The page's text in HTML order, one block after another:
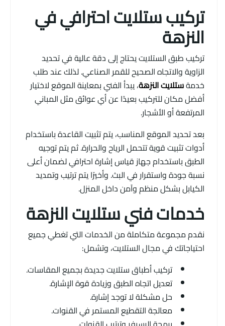
تركيب ستلايت احترافي في
النزهة
تركيب طبق الستلايت يحتاج إلى دقة عالية في تحديد
الزاوية والاتجاه الصحيح للقمر الصناعي. لذلك عند طلب
خدمةستلايت النزهة، يبدأ الفني بمعاينة الموقع لاختيار
أفضل مكان للتركيب بعيدًا عن أي عوائق مثل المباني
المرتفعة أو الأشجار.
بعد تحديد الموقع المناسب، يتم تثبيت القاعدة باستخدام
أدوات تثبيت قوية تتحمل الرياح والحرارة. ثم يتم توجيه
الطبق باستخدام جهاز قياس إشارة احترافي لضمان أعلى
نسبة جودة واستقرار في البث. وأخيرًا يتم ترتيب وتمديد
الكيابل بشكل منظم وآمن داخل المنزل.
خدمات فني ستلايت النزهة
نقدم مجموعة متكاملة من الخدمات التي تغطي جميع
احتياجاتك في مجال الستلايت، وتشمل:
تركيب أطباق ستلايت جديدة بجميع المقاسات.
تعديل اتجاه الطبق وزيادة قوة الإشارة.
حل مشكلة لا توجد إشارة.
معالجة التقطيع المستمر في القنوات.